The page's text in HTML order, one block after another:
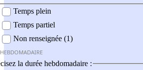
Temps plein
Temps partiel
Non renseignée (1)
la durée hebdomadaire :